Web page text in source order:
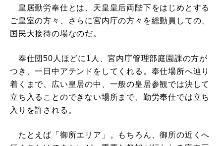
皇居勤労奉仕とは、天皇皇后両陛下をはじめとする
ご皇室の方々、さらに宮内庁の方々を総動員しての、
国民大接待の場なのだ。
奉仕団50人ほどに1人、宮内庁管理部庭園課の方が
つき、一日中アテンドをしてくれる。奉仕場所へ辿り
着くまで、広い皇居の中、一般の皇居参観では決して
立ち入ることのできない場所まで、勤労奉仕では立ち
入りを許される。
たとえば「御所エリア」。もちろん、御所の近くへ